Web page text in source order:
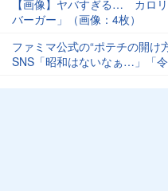
【画像】ヤバすぎる… カロ
バーガー」（画像：4枚）
ファミマ公式の“ポテチの開
SNS「昭和はないなぁ…」「令